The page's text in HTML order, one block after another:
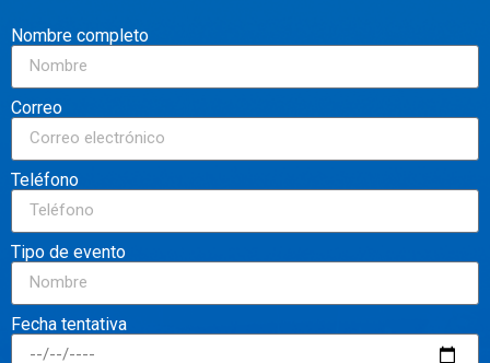
Nombre completo
Correo
Teléfono
Tipo de evento
Fecha tentativa